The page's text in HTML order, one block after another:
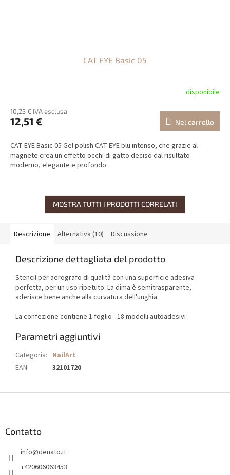
CAT EYE Basic 05
disponibile
10,25 € IVA esclusa
12,51 € Nel carrello
CAT EYE Basic 05 Gel polish CAT EYE blu intenso, che grazie al
magnete crea un effetto occhi di gatto deciso dal risultato
moderno, elegante e profondo.
MOSTRA TUTTI I PRODOTTI CORRELATI
Descrizione Alternativa (10) Discussione
Descrizione dettagliata del prodotto
Stencil per aerografo di qualità con una superficie adesiva
perfetta, per un uso ripetuto. La dima è semitrasparente,
aderisce bene anche alla curvatura dell'unghia.
La confezione contiene 1 foglio - 18 modelli autoadesivi
Parametri aggiuntivi
Categoria: NailArt
EAN: 32101720
Contatto
info@denato.it
+420606063453